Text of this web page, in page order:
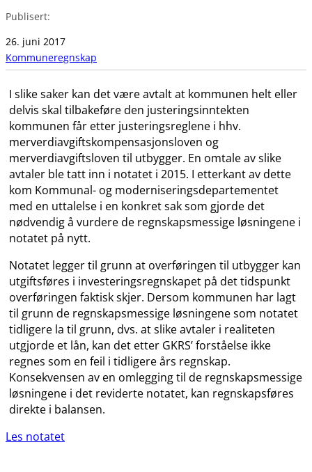
Publisert:
26. juni 2017
Kommuneregnskap
I slike saker kan det være avtalt at kommunen helt eller
delvis skal tilbakeføre den justeringsinntekten
kommunen får etter justeringsreglene i hhv.
merverdiavgiftskompensasjonsloven og
merverdiavgiftsloven til utbygger. En omtale av slike
avtaler ble tatt inn i notatet i 2015. I etterkant av dette
kom Kommunal- og moderniseringsdepartementet
med en uttalelse i en konkret sak som gjorde det
nødvendig å vurdere de regnskapsmessige løsningene i
notatet på nytt.
Notatet legger til grunn at overføringen til utbygger kan
utgiftsføres i investeringsregnskapet på det tidspunkt
overføringen faktisk skjer. Dersom kommunen har lagt
til grunn de regnskapsmessige løsningene som notatet
tidligere la til grunn, dvs. at slike avtaler i realiteten
utgjorde et lån, kan det etter GKRS’ forståelse ikke
regnes som en feil i tidligere års regnskap.
Konsekvensen av en omlegging til de regnskapsmessige
løsningene i det reviderte notatet, kan regnskapsføres
direkte i balansen.
Les notatet